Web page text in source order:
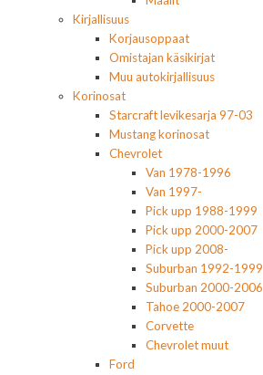
Kirjallisuus
Korjausoppaat
Omistajan käsikirjat
Muu autokirjallisuus
Korinosat
Starcraft levikesarja 97-03
Mustang korinosat
Chevrolet
Van 1978-1996
Van 1997-
Pick upp 1988-1999
Pick upp 2000-2007
Pick upp 2008-
Suburban 1992-1999
Suburban 2000-2006
Tahoe 2000-2007
Corvette
Chevrolet muut
Ford